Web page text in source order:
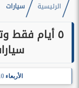
الرئيسية سيارات
٥ أيام فقط
الأربعاء